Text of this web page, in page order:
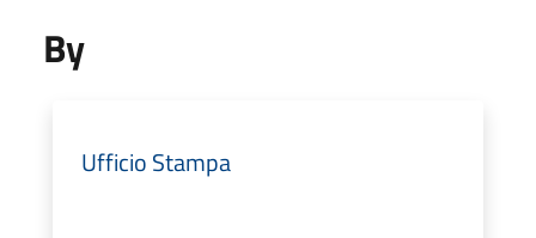
By
Ufficio Stampa